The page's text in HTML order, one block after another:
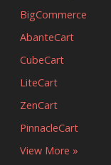
BigCommerce
AbanteCart
CubeCart
LiteCart
ZenCart
PinnacleCart
View More »